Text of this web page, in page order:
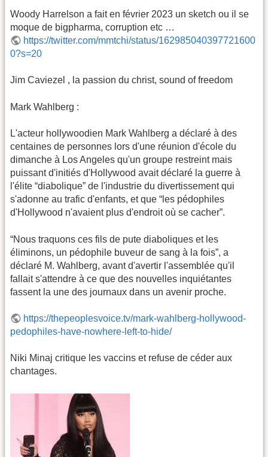
Woody Harrelson a fait en février 2023 un sketch ou il se
moque de bigpharma, corruption etc …
https://twitter.com/mmtchi/status/162985040397721600
0?s=20
Jim Caviezel , la passion du christ, sound of freedom
Mark Wahlberg :
L'acteur hollywoodien Mark Wahlberg a déclaré à des
centaines de personnes lors d'une réunion d'école du
dimanche à Los Angeles qu'un groupe restreint mais
puissant d'initiés d'Hollywood avait déclaré la guerre à
l'élite “diabolique” de l'industrie du divertissement qui
s'adonne au trafic d'enfants, et que “les pédophiles
d'Hollywood n'avaient plus d'endroit où se cacher”.
“Nous traquons ces fils de pute diaboliques et les
éliminons, un pédophile buveur de sang à la fois”, a
déclaré M. Wahlberg, avant d'avertir l'assemblée qu'il
fallait s'attendre à ce que des nouvelles inquiétantes
fassent la une des journaux dans un avenir proche.
https://thepeoplesvoice.tv/mark-wahlberg-hollywood-
pedophiles-have-nowhere-left-to-hide/
Niki Minaj critique les vaccins et refuse de céder aux
chantages.